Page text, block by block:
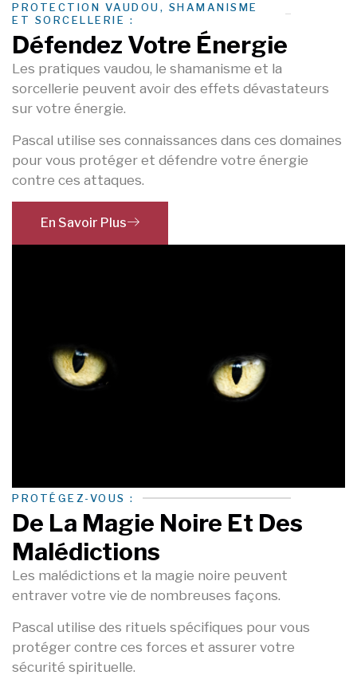
PROTECTION VAUDOU, SHAMANISME
ET SORCELLERIE :
Défendez Votre Énergie
Les pratiques vaudou, le shamanisme et la
sorcellerie peuvent avoir des effets dévastateurs
sur votre énergie.
Pascal utilise ses connaissances dans ces domaines
pour vous protéger et défendre votre énergie
contre ces attaques.
En Savoir Plus
PROTÉGEZ-VOUS :
De La Magie Noire Et Des
Malédictions
Les malédictions et la magie noire peuvent
entraver votre vie de nombreuses façons.
Pascal utilise des rituels spécifiques pour vous
protéger contre ces forces et assurer votre
sécurité spirituelle.